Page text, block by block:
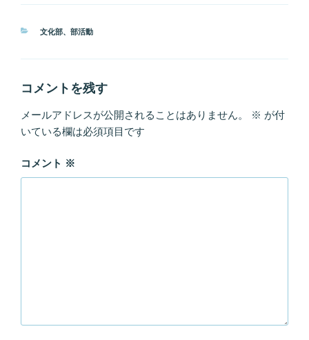
カ
文化部、 部活動
コメントを残す
メールアドレスが公開されることはありません。 ※ が付
いている欄は必須項目です
コメント ※